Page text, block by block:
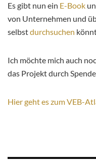
Es gibt nun ein E-Book
von Unternehmen und
selbstdurchsuchen
Ich möchte mich auch
das Projekt durch
Hier geht es zum VEB-